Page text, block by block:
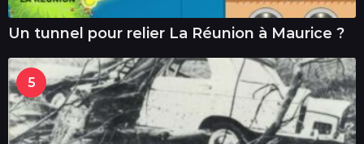
Un tunnel pour relier La Réunion à Maurice ?
5